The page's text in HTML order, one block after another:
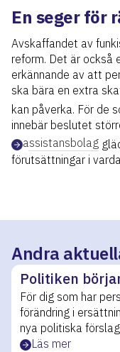
En seger för
Avskaffandet av
reform. Det är
erkännande av att
ska bära en extra
kan påverka. För de
innebär beslutet
assistansbolag
förutsättningar i
Andra
Politiken
För dig som har
förändring i
nya politiska
Läs mer